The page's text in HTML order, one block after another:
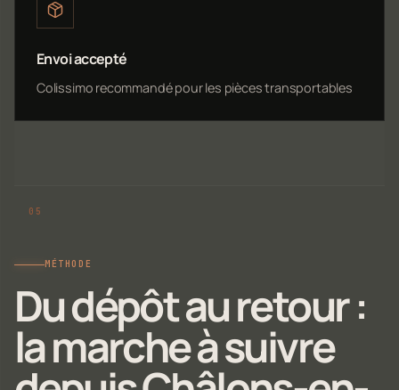
Envoi accepté
Colissimo recommandé pour les pièces transportables
MÉTHODE
Du dépôt au retour :
la marche à suivre